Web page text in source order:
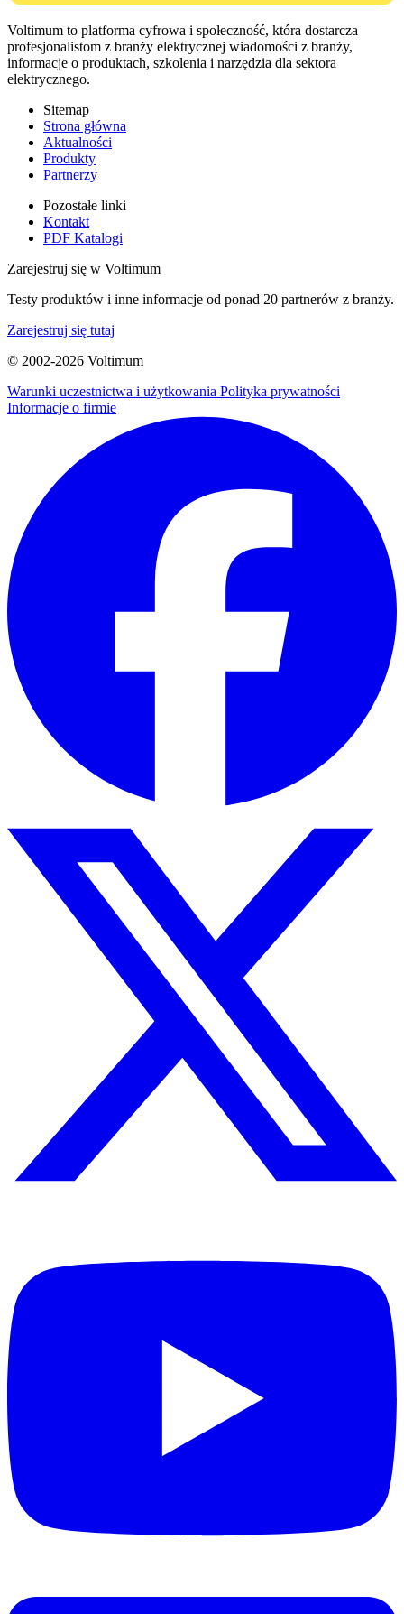
Voltimum to platforma cyfrowa i społeczność, która dostarcza
profesjonalistom z branży elektrycznej wiadomości z branży,
informacje o produktach, szkolenia i narzędzia dla sektora
elektrycznego.
Sitemap
Strona główna
Aktualności
Produkty
Partnerzy
Pozostałe linki
Kontakt
PDF Katalogi
Zarejestruj się w Voltimum
Testy produktów i inne informacje od ponad 20 partnerów z branży.
Zarejestruj się tutaj
© 2002-2026 Voltimum
Warunki uczestnictwa i użytkowania Polityka prywatności
Informacje o firmie